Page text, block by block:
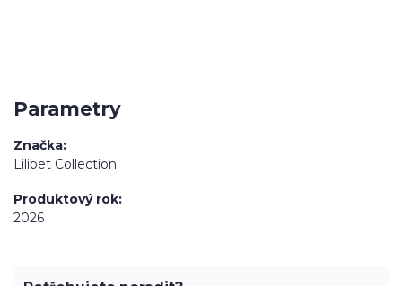
Parametry
Značka
Lilibet Collection
Produktový rok
2026